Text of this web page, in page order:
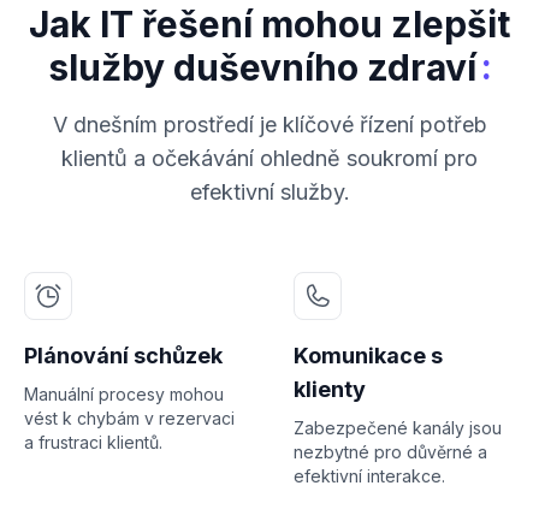
Jak IT řešení mohou zlepšit
služby duševního zdraví:
V dnešním prostředí je klíčové řízení potřeb
klientů a očekávání ohledně soukromí pro
efektivní služby.
Plánování schůzek
Manuální procesy mohou
vést k chybám v rezervaci
a frustraci klientů.
Komunikace s
klienty
Zabezpečené kanály jsou
nezbytné pro důvěrné a
efektivní interakce.